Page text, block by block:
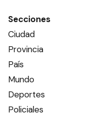
Secciones
Ciudad
Provincia
País
Mundo
Deportes
Policiales